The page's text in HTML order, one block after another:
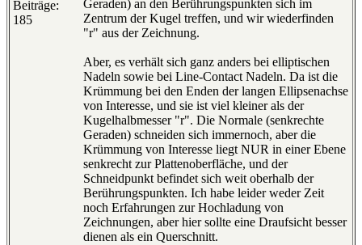
Beiträge:
185
Geraden) an den Berührungspunkten sich im
Zentrum der Kugel treffen, und wir wiederfinden
"r" aus der Zeichnung.
Aber, es verhält sich ganz anders bei elliptischen
Nadeln sowie bei Line-Contact Nadeln. Da ist die
Krümmung bei den Enden der langen Ellipsenachse
von Interesse, und sie ist viel kleiner als der
Kugelhalbmesser "r". Die Normale (senkrechte
Geraden) schneiden sich immernoch, aber die
Krümmung von Interesse liegt NUR in einer Ebene
senkrecht zur Plattenoberfläche, und der
Schneidpunkt befindet sich weit oberhalb der
Berührungspunkten. Ich habe leider weder Zeit
noch Erfahrungen zur Hochladung von
Zeichnungen, aber hier sollte eine Draufsicht besser
dienen als ein Querschnitt.